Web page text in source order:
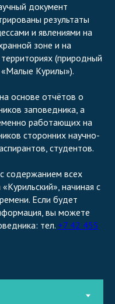
документ
результаты
и явлениями на
зоне и на
(природный
«Малые Курилы»).
основе отчётов о
заповедника, а
работающих на
сторонних научно-
студентов.
содержанием всех
начиная с
Если будет
вы можете
тел. +7 42 455